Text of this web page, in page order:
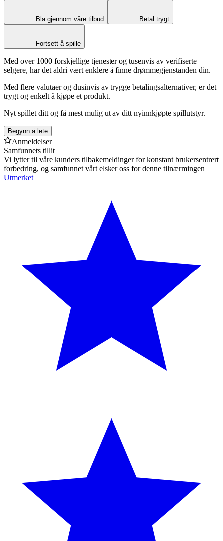
Bla gjennom våre tilbud Betal trygt
Fortsett å spille
Med over 1000 forskjellige tjenester og tusenvis av verifiserte
selgere, har det aldri vært enklere å finne drømmegjenstanden din.
Med flere valutaer og dusinvis av trygge betalingsalternativer, er det
trygt og enkelt å kjøpe et produkt.
Nyt spillet ditt og få mest mulig ut av ditt nyinnkjøpte spillutstyr.
Begynn å lete
Anmeldelser
Samfunnets tillit
Vi lytter til våre kunders tilbakemeldinger for konstant brukersentrert
forbedring, og samfunnet vårt elsker oss for denne tilnærmingen
Utmerket